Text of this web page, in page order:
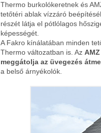
Thermo burkolókeretnek és
tetőtéri ablak vízzáró
részét látja el pótlólagos
képességét.
A Fakro kínálatában minden
Thermo változatban is. Az
meggátolja az üvegezés
a belső árnyékolók.